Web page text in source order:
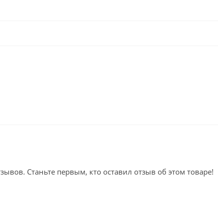
Станьте первым, кто оставил отзыв об этом товаре!